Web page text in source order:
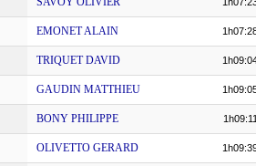
EMONET ALAIN
TRIQUET DAVID
GAUDIN MATTHIEU
BONY PHILIPPE
OLIVETTO GERARD